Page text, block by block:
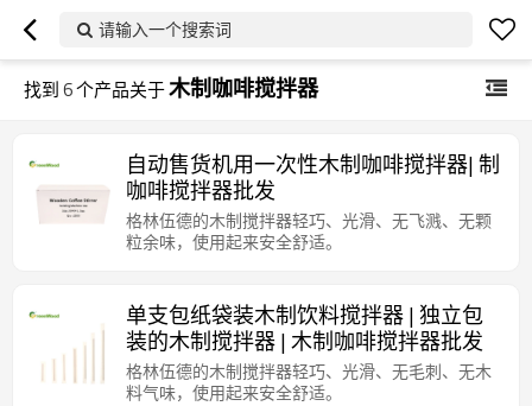
请输入一个搜索词
找到6个产品关于木制咖啡搅拌器
自动售货机用一次性木制咖啡搅拌器| 制
咖啡搅拌器批发
格林伍德的木制搅拌器轻巧、光滑、无飞溅、无颗
粒余味，使用起来安全舒适。
单支包纸袋装木制饮料搅拌器 | 独立包
装的木制搅拌器 | 木制咖啡搅拌器批发
格林伍德的木制搅拌器轻巧、光滑、无毛刺、无木
料气味，使用起来安全舒适。